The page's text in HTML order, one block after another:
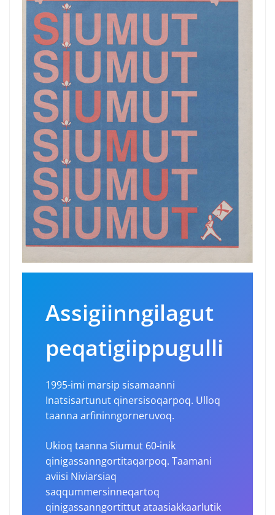
Assigiinngilagut
peqatigiippugulli
1995-imi marsip sisamaanni
Inatsisartunut qinersisoqarpoq. Ulloq
taanna arfininngorneruvoq.
Ukioq taanna Siumut 60-inik
qinigassanngortitaqarpoq. Taamani
aviisi Niviarsiaq
saqqummersinneqartoq
qinigassanngortittut ataasiakkaarlutik